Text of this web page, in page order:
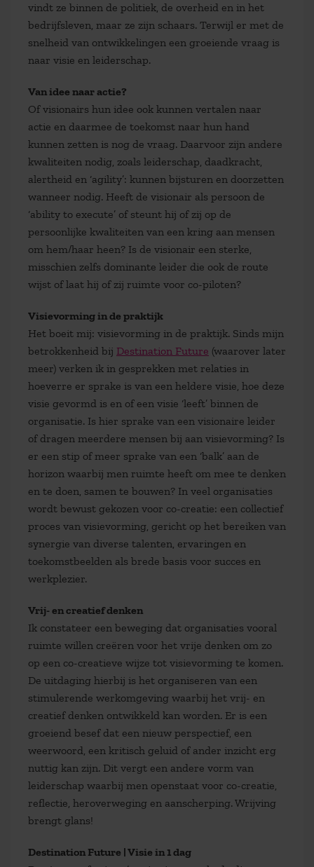
vindt ze binnen de politiek, de overheid en in het
bedrijfsleven, maar ze zijn schaars. Terwijl er met de
snelheid van ontwikkelingen een groeiende vraag is
naar visie en leiderschap.
Van idee naar actie?
Of visionairs hun idee ook kunnen vertalen naar
actie en daarmee de toekomst naar hun hand
kunnen zetten is nog de vraag. Daarvoor zijn andere
kwaliteiten nodig, zoals leiderschap, daadkracht,
alertheid en ‘agility’: kunnen bijsturen en doorzetten
wanneer nodig. Heeft de visionair als persoon de
‘ability to execute’ of steunt hij of zij op de
persoonlijke kwaliteiten van een kring aan mensen
om hem/haar heen? Is de visionair een sterke,
misschien zelfs dominante leider die ook de route
wijst of laat hij of zij ruimte voor co-piloten?
Visievorming in de praktijk
Het boeit mij: visievorming in de praktijk. Sinds mijn
betrokkenheid bij Destination Future (waarover later
meer) verken ik in gesprekken met relaties in
hoeverre er sprake is van een heldere visie, hoe deze
visie gevormd is en of een visie ‘leeft’ binnen de
organisatie. Is hier sprake van een visionaire leider
of dragen meerdere mensen bij aan visievorming? Is
er een stip of meer sprake van een ‘balk’ aan de
horizon waarbij men ruimte heeft om mee te denken
en te doen, samen te bouwen? In veel organisaties
wordt bewust gekozen voor co-creatie: een collectief
proces van visievorming, gericht op het bereiken van
synergie van diverse talenten, ervaringen en
toekomstbeelden als brede basis voor succes en
werkplezier.
Vrij- en creatief denken
Ik constateer een beweging dat organisaties vooral
ruimte willen creëren voor het vrije denken om zo
op een co-creatieve wijze tot visievorming te komen.
De uitdaging hierbij is het organiseren van een
stimulerende werkomgeving waarbij het vrij- en
creatief denken ontwikkeld kan worden. Er is een
groeiend besef dat een nieuw perspectief, een
weerwoord, een kritisch geluid of ander inzicht erg
nuttig kan zijn. Dit vergt een andere vorm van
leiderschap waarbij men openstaat voor co-creatie,
reflectie, heroverweging en aanscherping. Wrijving
brengt glans!
Destination Future | Visie in 1 dag